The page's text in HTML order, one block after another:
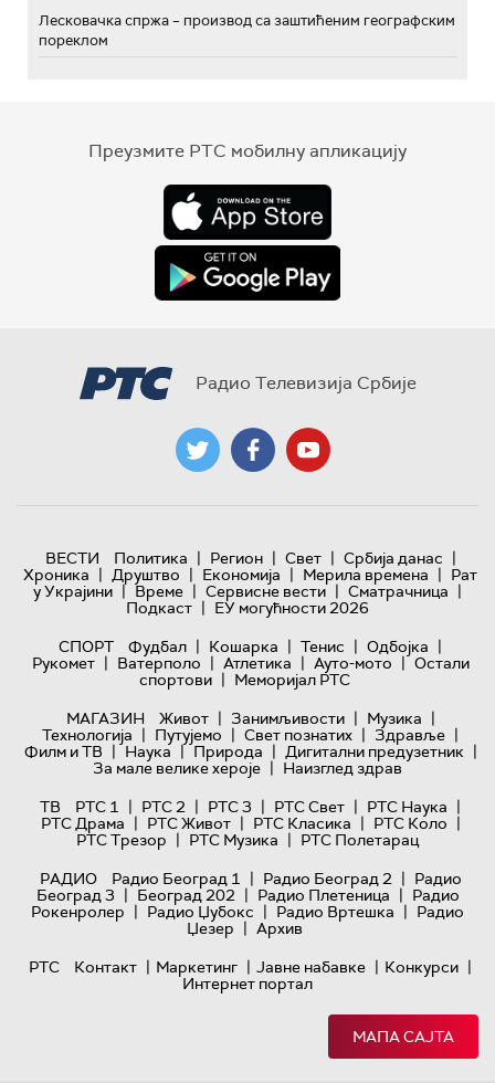
Лесковачка спржа – производ са заштићеним географским
пореклом
Преузмите РТС мобилну апликацију
Радио Телевизија Србије
ВЕСТИ Политика | Регион | Свет | Србија данас |
Хроника | Друштво | Економија | Мерила времена | Рат
у Украјини | Време | Сервисне вести | Сматрачница |
Подкаст | ЕУ могућности 2026
СПОРТ
Фудбал | Кошарка | Тенис | Одбојка |
Рукомет | Ватерполо | Атлетика | Ауто-мото | Остали
спортови | Меморијал РТС
МАГАЗИН
Живот | Занимљивости | Музика |
Технологијa | Путујемо | Свет познатих | Здравље |
Филм и ТВ | Наука | Природа | Дигитални предузетник |
За мале велике хероје | Наизглед здрав
ТВ
РТС 1 | РТС 2 | РТС 3 | РТС Свет | РТС Наука |
РТС Драма | РТС Живот | РТС Класика | РТС Коло |
РТС Трезор | РТС Музика | РТС Полетарац
РАДИО
Радио Београд 1 | Радио Београд 2 | Радио
Београд 3 | Београд 202 | Радио Плетеница | Радио
Рокенролер | Радио Џубокс | Радио Вртешка | Радио
Џезер | Архив
РТС
Контакт | Маркетинг | Јавне набавке | Конкурси |
Интернет портал
МАПА САЈТА